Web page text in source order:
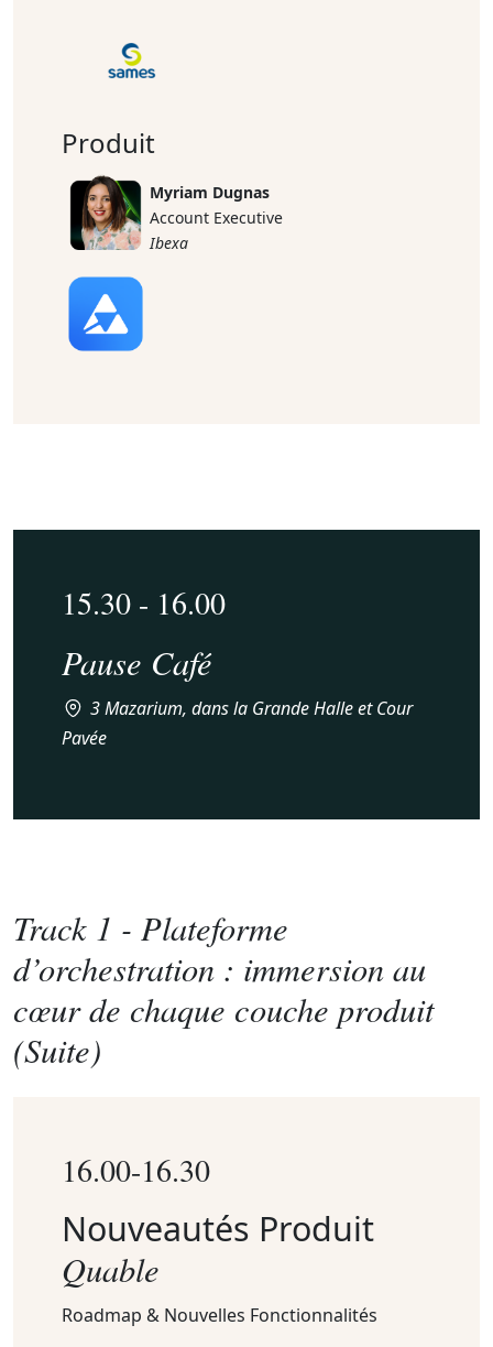
Produit
Myriam Dugnas
Account Executive
Ibexa
15.30 - 16.00
Pause Café
3 Mazarium, dans la Grande Halle et Cour
Pavée
Track 1 - Plateforme
d’orchestration : immersion au
cœur de chaque couche produit
(Suite)
16.00-16.30
Nouveautés Produit
Quable
Roadmap & Nouvelles Fonctionnalités